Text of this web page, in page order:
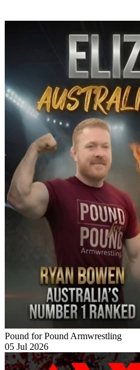
Pound for Pound Armwrestling
05 Jul 2026